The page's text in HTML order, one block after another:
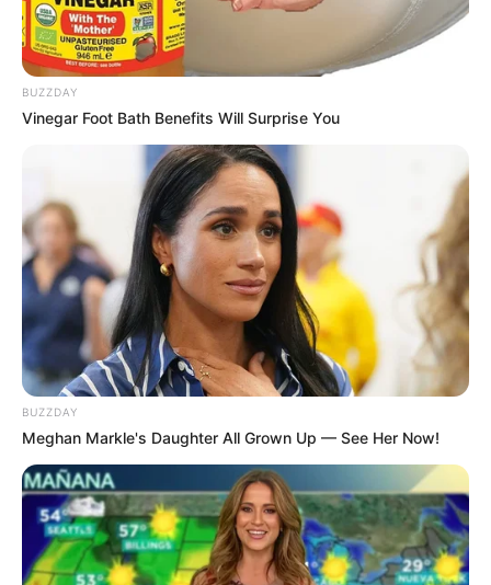
(foto: instagram/aqeelacalista)
2. Tampil dengan seragam sekolah sangat cocok untuknya
yang masih berusia remaja
BUZZDAY
Vinegar Foot Bath Benefits Will Surprise You
BUZZDAY
Meghan Markle's Daughter All Grown Up — See Her Now!